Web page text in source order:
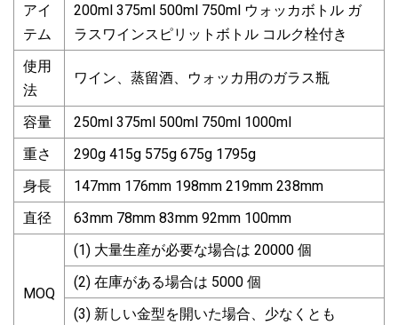
アイ
テム
200ml 375ml 500ml 750ml ウォッカボトル ガ
ラスワインスピリットボトル コルク栓付き
使用
法
ワイン、蒸留酒、ウォッカ用のガラス瓶
容量
250ml 375ml 500ml 750ml 1000ml
重さ
290g 415g 575g 675g 1795g
身長
147mm 176mm 198mm 219mm 238mm
直径
63mm 78mm 83mm 92mm 100mm
MOQ
(1) 大量生産が必要な場合は 20000 個
(2) 在庫がある場合は 5000 個
(3) 新しい金型を開いた場合、少なくとも